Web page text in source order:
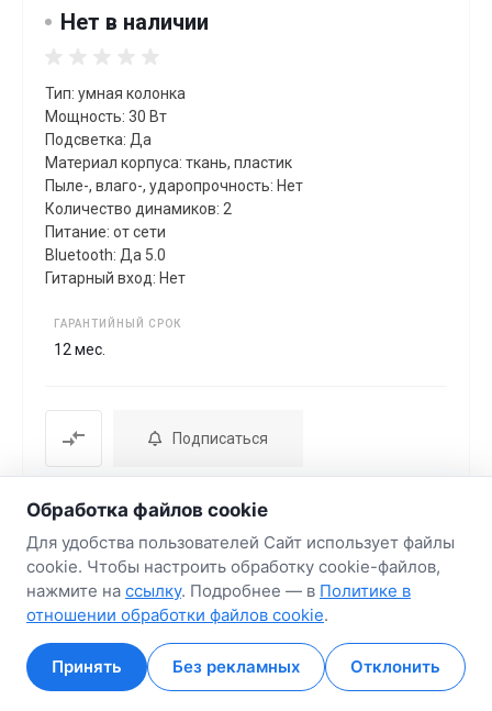
Главная Кабинет Избранные Сравнение
Главная Кабинет Избранные Сравнение
Нет в наличии
Тип: умная колонка
Мощность: 30 Вт
Подсветка: Да
Материал корпуса: ткань, пластик
Пыле-, влаго-, ударопрочность: Нет
Количество динамиков: 2
Питание: от сети
Bluetooth: Да 5.0
Гитарный вход: Нет
ГАРАНТИЙНЫЙ СРОК
12 мес.
Подписаться
Умная колонка Яндекс Станция 2 (синий
Обработка файлов cookie
Для удобства пользователей Сайт использует файлы
cookie. Чтобы настроить обработку cookie-файлов,
нажмите на ссылку. Подробнее — в Политике в
отношении обработки файлов cookie.
Принять Без рекламных Отклонить